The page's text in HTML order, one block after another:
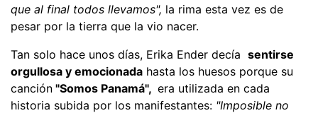
que al final todos llevamos", la rima esta vez es de
pesar por la tierra que la vio nacer.
Tan solo hace unos días, Erika Ender decía sentirse
orgullosa y emocionada hasta los huesos porque su
canción "Somos Panamá", era utilizada en cada
historia subida por los manifestantes: "Imposible no